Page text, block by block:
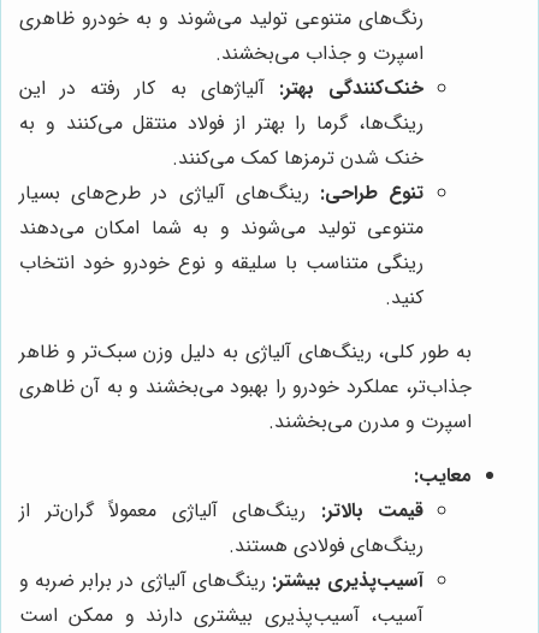
رنگ‌های متنوعی تولید می‌شوند و به خودرو ظاهری
اسپرت و جذاب می‌بخشند.
خنک‌کنندگی بهتر: آلیاژهای به کار رفته در این
رینگ‌ها، گرما را بهتر از فولاد منتقل می‌کنند و به
خنک شدن ترمزها کمک می‌کنند.
تنوع طراحی: رینگ‌های آلیاژی در طرح‌های بسیار
متنوعی تولید می‌شوند و به شما امکان می‌دهند
رینگی متناسب با سلیقه و نوع خودرو خود انتخاب
کنید.
به طور کلی، رینگ‌های آلیاژی به دلیل وزن سبک‌تر و ظاهر
جذاب‌تر، عملکرد خودرو را بهبود می‌بخشند و به آن ظاهری
اسپرت و مدرن می‌بخشند.
معایب:
قیمت بالاتر: رینگ‌های آلیاژی معمولاً گران‌تر از
رینگ‌های فولادی هستند.
آسیب‌پذیری بیشتر: رینگ‌های آلیاژی در برابر ضربه و
آسیب، آسیب‌پذیری بیشتری دارند و ممکن است